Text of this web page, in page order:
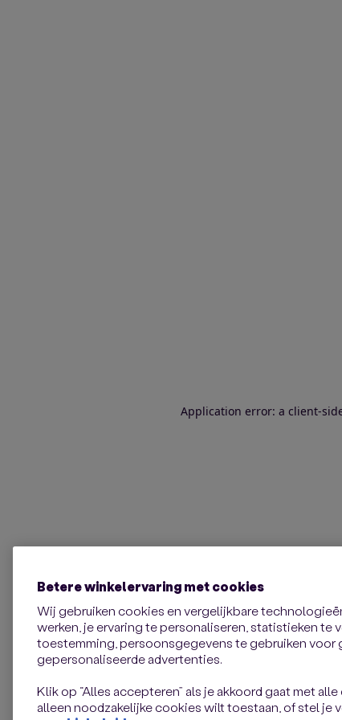
Application error: a client-
Betere winkelervaring met cookies
Wij gebruiken cookies en vergelijkbare
werken, je ervaring te personaliseren, statistieken te
toestemming, persoonsgegevens te gebruiken voor
gepersonaliseerde advertenties.
Klik op “Alles accepteren” als je akkoord gaat met
alleen noodzakelijke cookies wilt toestaan, of stel je